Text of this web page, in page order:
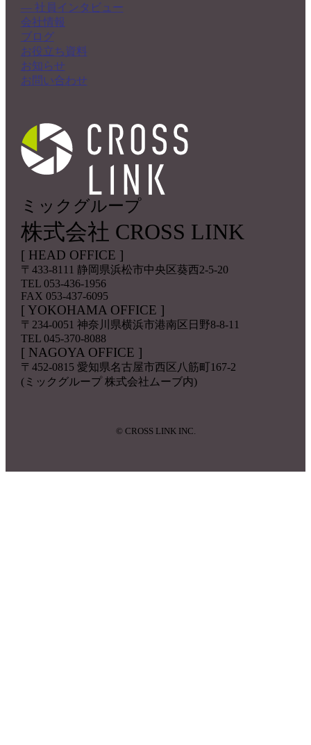
― 社員インタビュー
会社情報
ブログ
お役立ち資料
お知らせ
お問い合わせ
ミックグループ
株式会社 CROSS LINK
[ HEAD OFFICE ]
〒433-8111 静岡県浜松市中央区葵西2-5-20
TEL 053-436-1956
FAX 053-437-6095
[ YOKOHAMA OFFICE ]
〒234-0051 神奈川県横浜市港南区日野8-8-11
TEL 045-370-8088
[ NAGOYA OFFICE ]
〒452-0815 愛知県名古屋市西区八筋町167-2
(ミックグループ 株式会社ムーブ内)
© CROSS LINK INC.